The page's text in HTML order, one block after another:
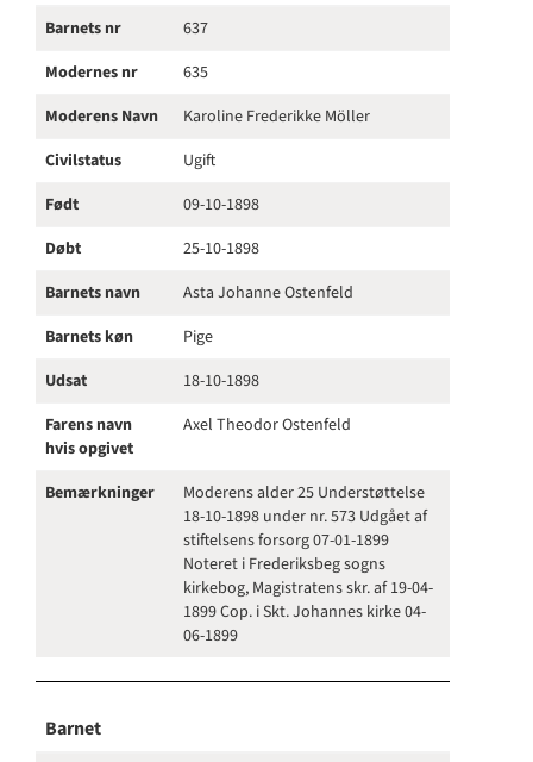
Barnets nr
637
Modernes nr
635
Moderens Navn
Karoline Frederikke Möller
Civilstatus
Ugift
Født
09-10-1898
Døbt
25-10-1898
Barnets navn
Asta Johanne Ostenfeld
Barnets køn
Pige
Udsat
18-10-1898
Farens navn
hvis opgivet
Axel Theodor Ostenfeld
Bemærkninger
Moderens alder 25 Understøttelse
18-10-1898 under nr. 573 Udgået af
stiftelsens forsorg 07-01-1899
Noteret i Frederiksbeg sogns
kirkebog, Magistratens skr. af 19-04-
1899 Cop. i Skt. Johannes kirke 04-
06-1899
Barnet